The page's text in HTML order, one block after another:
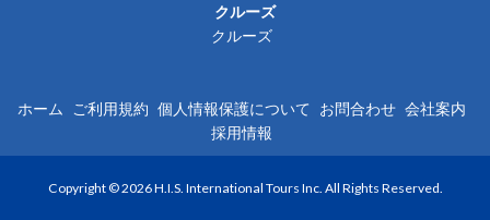
クルーズ
クルーズ
ホーム ご利用規約 個人情報保護について お問合わせ 会社案内
採用情報
Copyright © 2026 H.I.S. International Tours Inc. All Rights Reserved.